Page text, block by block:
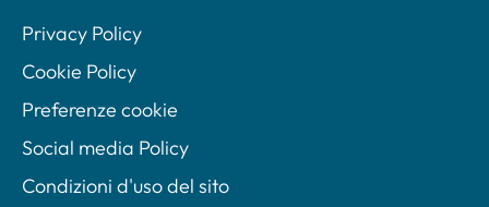
Privacy Policy
Cookie Policy
Preferenze cookie
Social media Policy
Condizioni d'uso del sito